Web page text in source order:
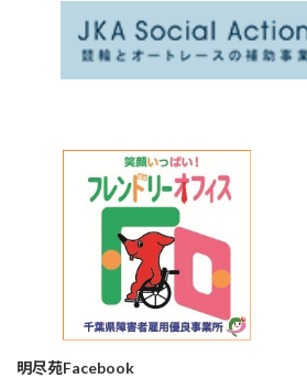
明尽苑Facebook